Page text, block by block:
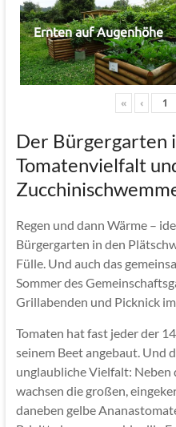
Ernten auf Augenhöhe
« ‹
Der Bürgergarten
Tomatenvielfalt
Regen und dann Wärme –
Bürgergarten in den
Fülle. Und auch das
Sommer des
Grillabenden und Picknick
Tomaten hat fast jeder der
seinem Beet angebaut. Und
unglaubliche Vielfalt: Neben
wachsen die großen,
daneben gelbe